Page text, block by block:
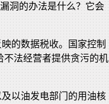
洞的办法是什么？它会
的数据税收。国家控制
不法经营者提供贪污的机
以油发电部门的用油核